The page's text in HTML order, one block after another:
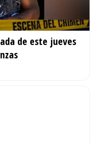
de este jueves